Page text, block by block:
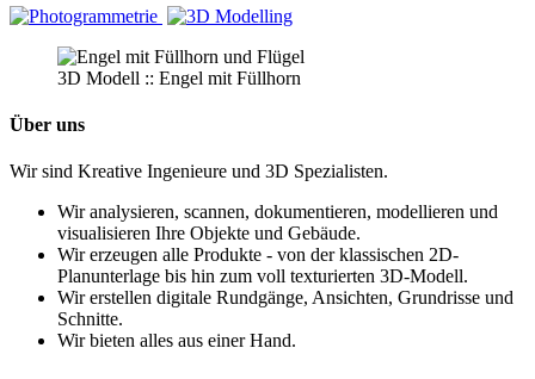
3D Modell :: Engel mit Füllhorn
Über uns
Wir sind Kreative Ingenieure und 3D Spezialisten.
Wir analysieren, scannen, dokumentieren, modellieren und
visualisieren Ihre Objekte und Gebäude.
Wir erzeugen alle Produkte - von der klassischen 2D-
Planunterlage bis hin zum voll texturierten 3D-Modell.
Wir erstellen digitale Rundgänge, Ansichten, Grundrisse und
Schnitte.
Wir bieten alles aus einer Hand.